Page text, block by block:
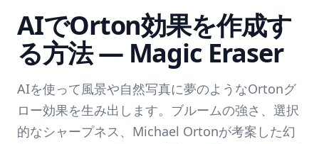
AIでOrton効果を作成す
る方法 — Magic Eraser
AIを使って風景や自然写真に夢のようなOrtonグ
ロー効果を生み出します。ブルームの強さ、選択
的なシャープネス、Michael Ortonが考案した幻